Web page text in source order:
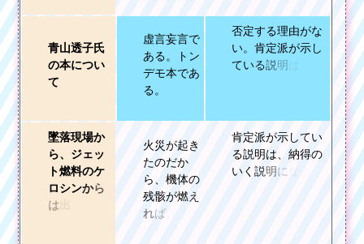
青山透子氏
の本につい
て
虚言妄言で
ある。 ト ン
デモ本であ
る。
否定する理由がな
い。肯定派が示し
ている説明
墜落現場か
ら、 ジェッ
ト燃料のケ
ロシンから
は
火災が起き
たのだか
ら
、機体の
残骸が燃え
れば、
肯定派が示してい
る説明は 、納得の
いく説明に な